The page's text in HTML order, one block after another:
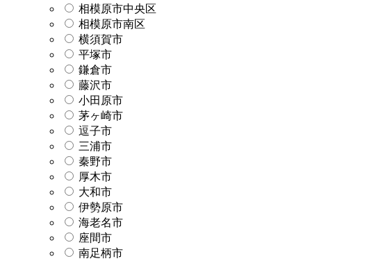
相模原市中央区
相模原市南区
横須賀市
平塚市
鎌倉市
藤沢市
小田原市
茅ヶ崎市
逗子市
三浦市
秦野市
厚木市
大和市
伊勢原市
海老名市
座間市
南足柄市